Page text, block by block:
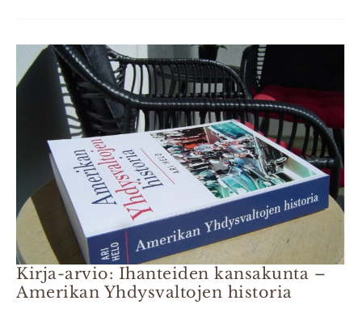
Kirja-arvio: Ihanteiden kansakunta –
Amerikan Yhdysvaltojen historia